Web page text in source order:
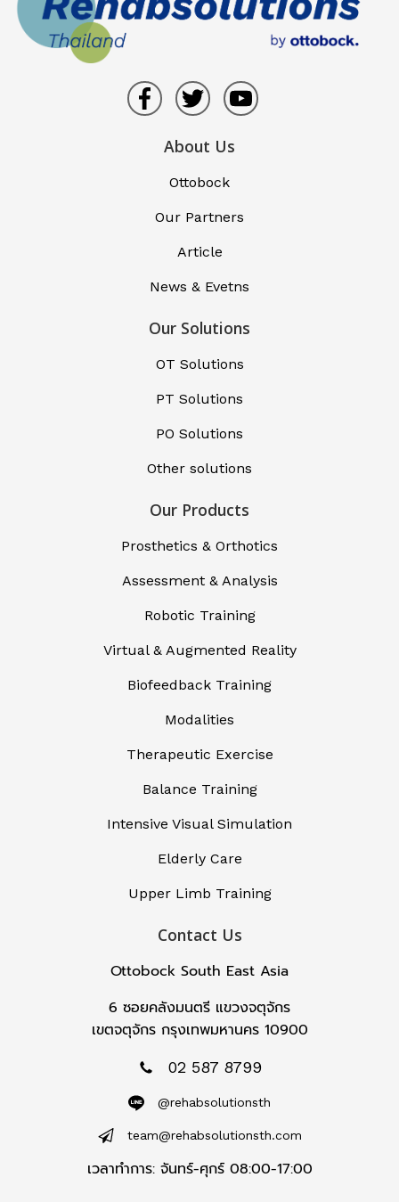
About Us
Ottobock
Our Partners
Article
News & Evetns
Our Solutions
OT Solutions
PT Solutions
PO Solutions
Other solutions
Our Products
Prosthetics & Orthotics
Assessment & Analysis
Robotic Training
Virtual & Augmented Reality
Biofeedback Training
Modalities
Therapeutic Exercise
Balance Training
Intensive Visual Simulation
Elderly Care
Upper Limb Training
Contact Us
Ottobock South East Asia
6 ซอยคลังมนตรี แขวงจตุจักร
เขตจตุจักร กรุงเทพมหานคร 10900
02 587 8799
@rehabsolutionsth
team@rehabsolutionsth.com
เวลาทำการ: จันทร์-ศุกร์ 08:00-17:00